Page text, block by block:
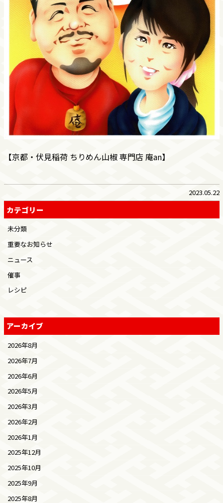
【京都・伏見稲荷 ちりめん山椒 専門店 庵an】
2023.05.22
カテゴリー
未分類
重要なお知らせ
ニュース
催事
レシピ
アーカイブ
2026年8月
2026年7月
2026年6月
2026年5月
2026年3月
2026年2月
2026年1月
2025年12月
2025年10月
2025年9月
2025年8月